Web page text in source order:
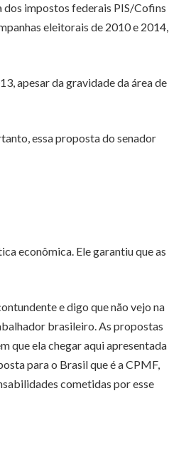
dos impostos federais PIS/Cofins
eleitorais de 2010 e 2014,
apesar da gravidade da área de
essa proposta do senador
econômica. Ele garantiu que as
e digo que não vejo na
brasileiro. As propostas
que ela chegar aqui apresentada
para o Brasil que é a CPMF,
cometidas por esse